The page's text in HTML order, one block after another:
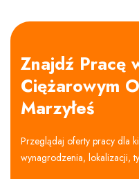
Znajdź Pracę
Ciężarowym
Marzyłeś
Przeglądaj oferty pracy dla
wynagrodzenia, lokalizacji,